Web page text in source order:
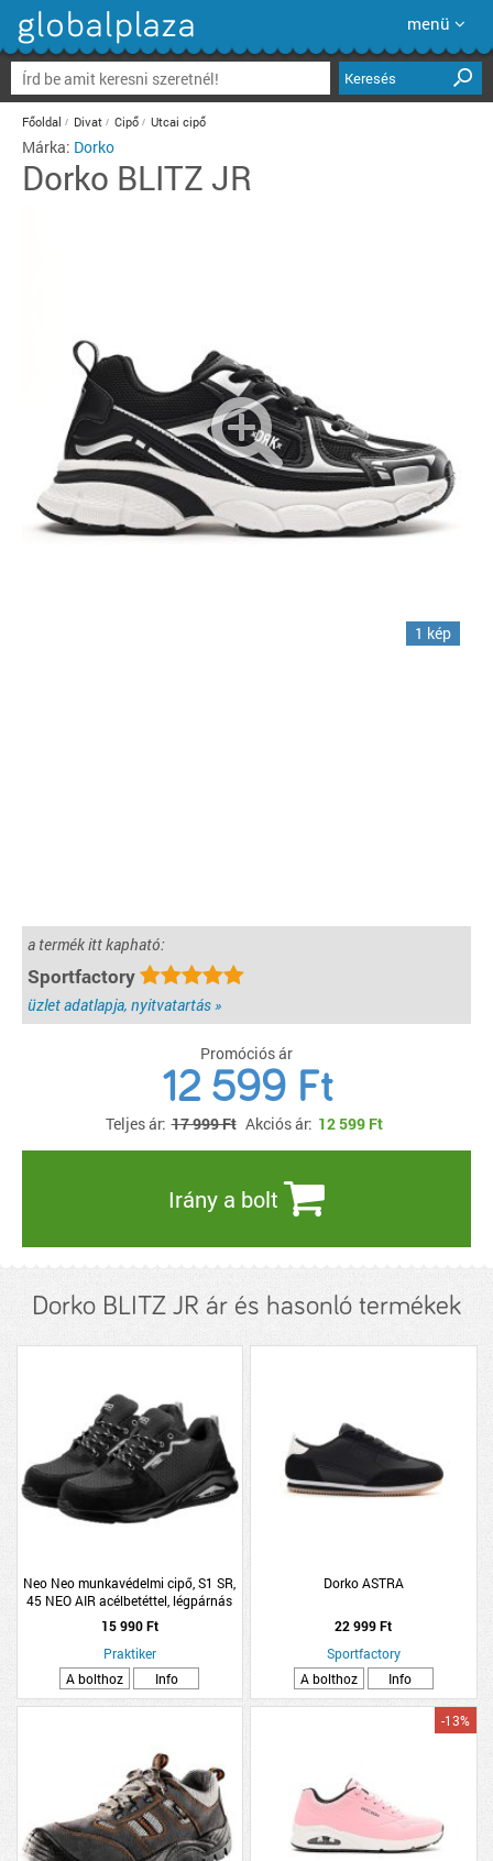
menü
Keresés
Főoldal Divat Cipő Utcai cipő
Márka: Dorko
Dorko BLITZ JR
1 kép
a termék itt kapható:
Sportfactory
üzlet adatlapja, nyitvatartás »
Promóciós ár
12 599 Ft
Teljes ár: 17 999 Ft Akciós ár: 12 599 Ft
Irány a bolt
Dorko BLITZ JR ár és hasonló termékek
Neo Neo munkavédelmi cipő, S1 SR,
45 NEO AIR acélbetéttel, légpárnás
talppal
15 990 Ft
Praktiker
A bolthoz
Info
Dorko ASTRA
22 999 Ft
Sportfactory
A bolthoz
Info
-13%